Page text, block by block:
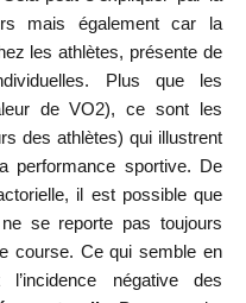
mais également car la
les athlètes, présente de
Plus que les
de VO2), ce sont les
des athlètes) qui illustrent
performance sportive. De
il est possible que
se reporte pas toujours
course. Ce qui semble en
négative des